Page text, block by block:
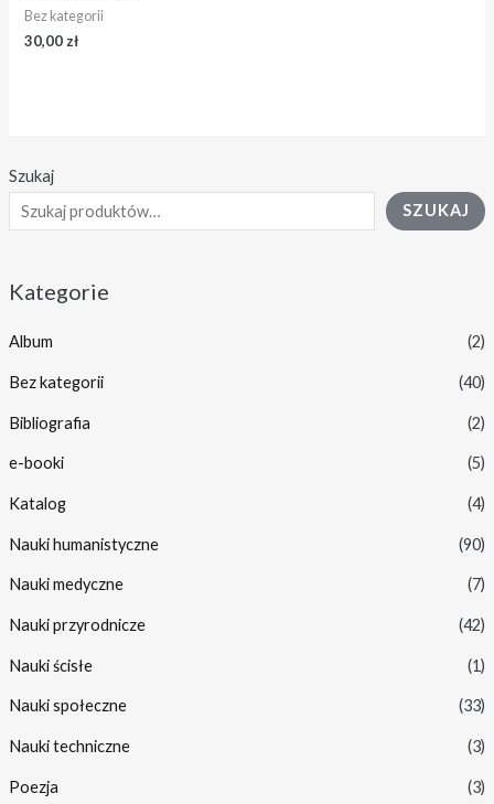
Szukaj
SZUKAJ
Kategorie
Album (2)
Bez kategorii (40)
Bibliografia (2)
e-booki (5)
Katalog (4)
Nauki humanistyczne (90)
Nauki medyczne (7)
Nauki przyrodnicze (42)
Nauki ścisłe (1)
Nauki społeczne (33)
Nauki techniczne (3)
Poezja (3)
Bez kategorii
30,00zł